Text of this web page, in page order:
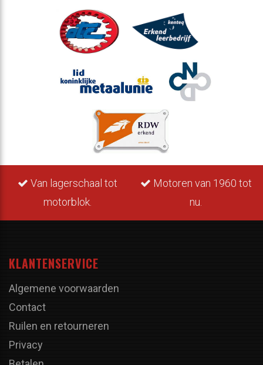
Van lagerschaal tot
motorblok.
Motoren van 1960 tot
nu.
KLANTENSERVICE
Algemene voorwaarden
Contact
Ruilen en retourneren
Privacy